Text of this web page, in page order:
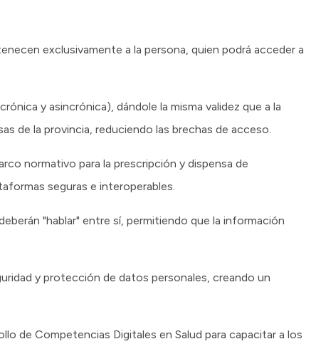
exclusivamente a la persona, quien podrá acceder a
y asincrónica), dándole la misma validez que a la
de la provincia, reduciendo las brechas de acceso.
normativo para la prescripción y dispensa de
seguras e interoperables.
"hablar" entre sí, permitiendo que la información
y protección de datos personales, creando un
de Competencias Digitales en Salud para capacitar a los